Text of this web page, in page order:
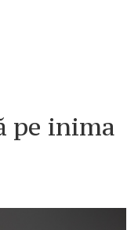
pe inima